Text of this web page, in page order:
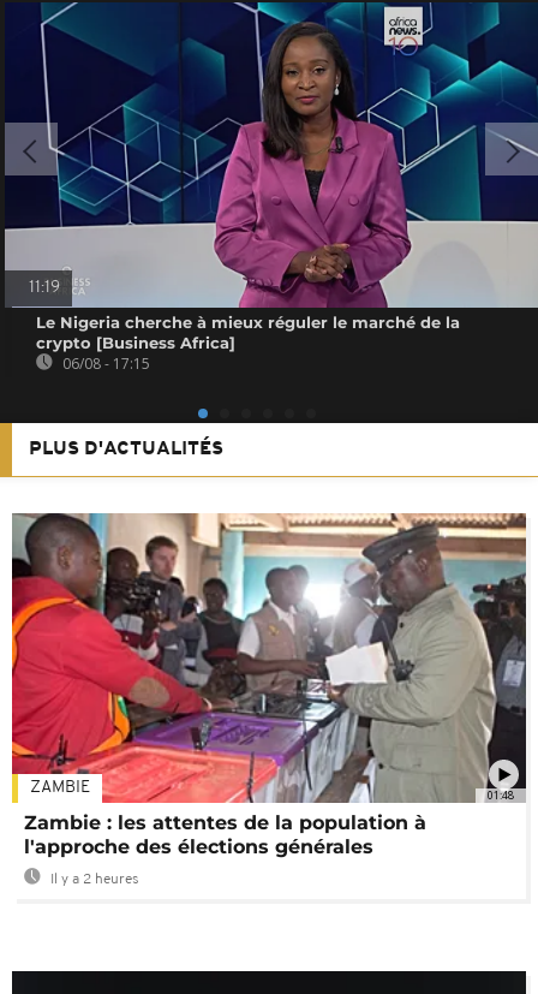
11:19
Le Nigeria cherche à mieux réguler le marché de la
crypto [Business Africa]
06/08 - 17:15
PLUS D'ACTUALITÉS
01:48
ZAMBIE
Zambie : les attentes de la population à
l'approche des élections générales
Il y a 2 heures